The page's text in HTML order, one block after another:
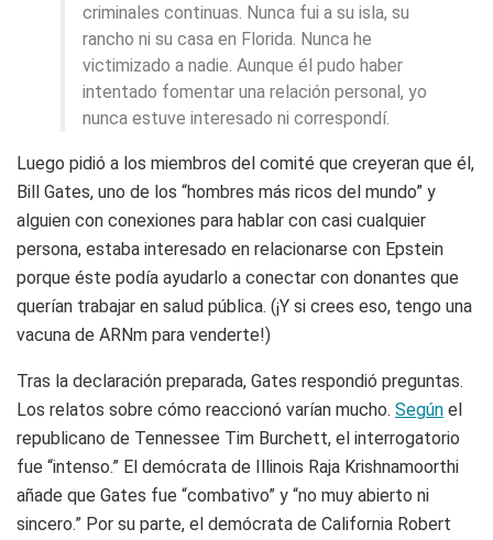
criminales continuas. Nunca fui a su isla, su
rancho ni su casa en Florida. Nunca he
victimizado a nadie. Aunque él pudo haber
intentado fomentar una relación personal, yo
nunca estuve interesado ni correspondí.
Luego pidió a los miembros del comité que creyeran que él,
Bill Gates, uno de los “hombres más ricos del mundo” y
alguien con conexiones para hablar con casi cualquier
persona, estaba interesado en relacionarse con Epstein
porque éste podía ayudarlo a conectar con donantes que
querían trabajar en salud pública. (¡Y si crees eso, tengo una
vacuna de ARNm para venderte!)
Tras la declaración preparada, Gates respondió preguntas.
Los relatos sobre cómo reaccionó varían mucho. Según el
republicano de Tennessee Tim Burchett, el interrogatorio
fue “intenso.” El demócrata de Illinois Raja Krishnamoorthi
añade que Gates fue “combativo” y “no muy abierto ni
sincero.” Por su parte, el demócrata de California Robert